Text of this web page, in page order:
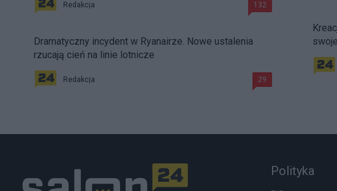
Redakcja 132
Dramatyczny incydent w Ryanairze. Nowe ustalenia
rzucają cień na linie lotnicze
Redakcja 29
Polityka